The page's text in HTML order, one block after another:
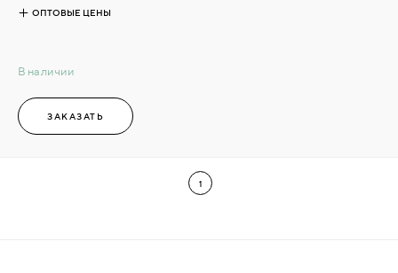
В наличии
ОПТОВЫЕ ЦЕНЫ
ЗАКАЗАТЬ
1